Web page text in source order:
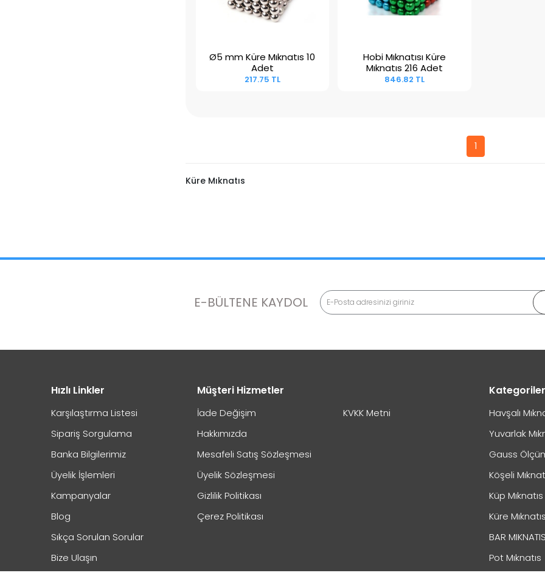
Sepete Ekle
Ø5 mm Küre Mıknatıs 10
Adet
217.75 TL
Sepete Ekle
Hobi Mıknatısı Küre
Mıknatıs 216 Adet
846.82 TL
1
Küre Mıknatıs
E-BÜLTENE KAYDOL
Hızlı Linkler
Karşılaştırma Listesi
Sipariş Sorgulama
Banka Bilgilerimiz
Üyelik İşlemleri
Kampanyalar
Blog
Sıkça Sorulan Sorular
Bize Ulaşın
Müşteri Hizmetler
İade Değişim
Hakkımızda
Mesafeli Satış Sözleşmesi
Üyelik Sözleşmesi
Gizlilik Politikası
Çerez Politikası
KVKK Metni
Kategoriler
Havşalı
Yuvarlak
Gauss
Köşeli
Küp Mıknatıs
Küre Mıknatıs
BAR MIKNATIS
Pot Mıknatıs